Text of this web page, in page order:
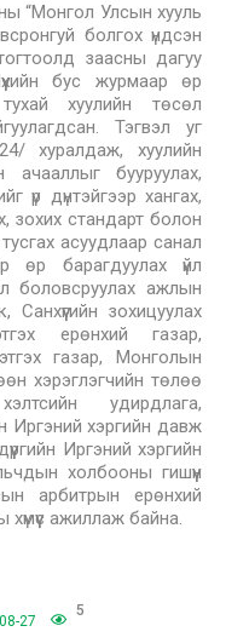
“Монгол Улсын хууль
болгох үндсэн
заасны дагуу
бус журмаар өр
хуулийн төсөл
Тэгвэл уг
хуралдаж, хуулийн
ачааллыг бууруулах,
үр дүнтэйгээр хангах,
зохих стандарт болон
асуудлаар санал
өр барагдуулах үйл
боловсруулах ажлын
зохицуулах
ерөнхий газар,
газар, Монголын
хэрэглэгчийн төлөө
удирдлага,
Иргэний хэргийн давж
Иргэний хэргийн
холбооны гишүүн
арбитрын ерөнхий
ажиллаж байна.
27
5